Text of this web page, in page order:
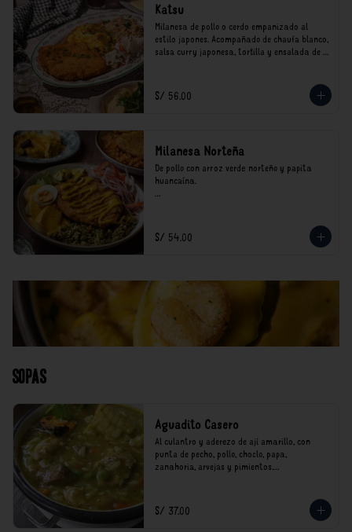
Katsu
Milanesa de pollo o cerdo empanizado al
estilo japones. Acompañado de chaufa blanco,
salsa curry japonesa, tortilla y ensalada de
*Nuestros precios están expresados en soles e
incluyen impuestos de ley y recargo al
S/ 56.00
Milanesa Norteña
De pollo con arroz verde norteño y papita
huancaína.
consumo.
S/ 54.00
Sopas
Aguadito Casero
Al culantro y aderezo de ají amarillo, con
punta de pecho, pollo, choclo, papa,
zanahoria, arvejas y pimientos.
incluyen impuestos de ley y recargo al
consumo.
S/ 37.00